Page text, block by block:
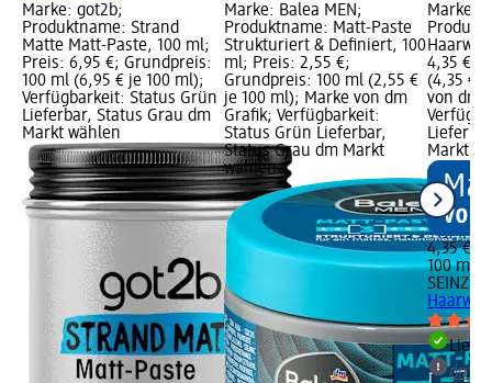
Marke: got2b;
Produktname: Strand
Matte Matt-Paste, 100 ml;
Preis: 6,95 €; Grundpreis:
100 ml (6,95 € je 100 ml);
Verfügbarkeit: Status Grün
Lieferbar, Status Grau dm
Markt wählen
Marke: Balea MEN;
Produktname: Matt-Paste
Strukturiert & Definiert, 100
ml; Preis: 2,55 €;
Grundpreis: 100 ml (2,55 €
je 100 ml); Marke von dm
Grafik; Verfügbarkeit:
Status Grün Lieferbar,
Status Grau dm Markt
wählen
Marke:
4,35 €;
(4,35 €
von dm
Markt
4,35 €
100 ml
SEINZ.
dm